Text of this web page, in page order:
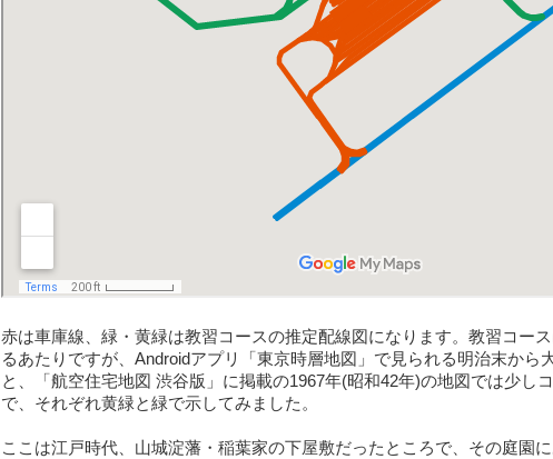
赤は車庫線、緑・黄緑は教習コースの推定配線図になります。教習コー
るあたりですが、Androidアプリ「東京時層地図」で見られる明治末から
と、「航空住宅地図 渋谷版」に掲載の1967年(昭和42年)の地図では少し
で、それぞれ黄緑と緑で示してみました。
ここは江戸時代、山城淀藩・稲葉家の下屋敷だったところで、その庭園